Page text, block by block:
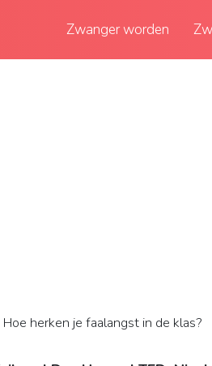
Zwanger worden
Hoe herken je faalangst in de klas?